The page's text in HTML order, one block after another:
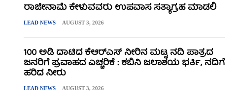
ರಾಜೀನಾಮೆ ಕೇಳುವವರು ಉಪವಾಸ ಸತ್ಯಾಗ್ರಹ ಮಾಡಲಿ
LEAD NEWS AUGUST 3, 2026
100 ಅಡಿ ದಾಟಿದ ಕೆಆರ್‌ಎಸ್ ನೀರಿನ ಮಟ್ಟ ನದಿ ಪಾತ್ರದ
ಜನರಿಗೆ ಪ್ರವಾಹದ ಎಚ್ಚರಿಕೆ : ಕಬಿನಿ ಜಲಾಶಯ ಭರ್ತಿ, ನದಿಗೆ
ಹರಿದ ನೀರು
LEAD NEWS AUGUST 3, 2026